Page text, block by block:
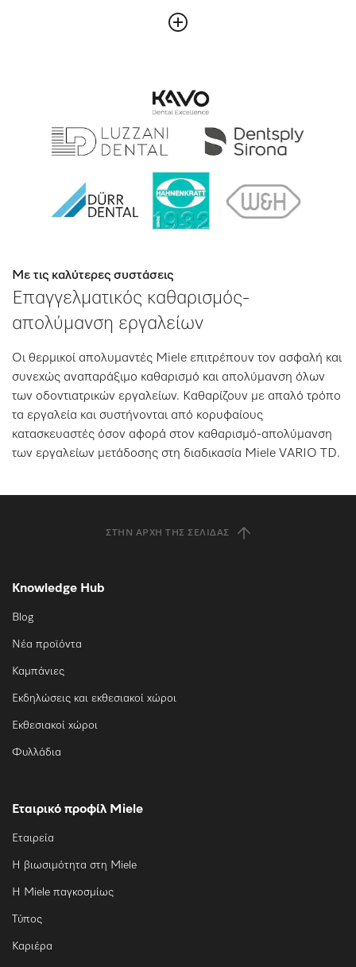
Με τις καλύτερες συστάσεις
Επαγγελματικός καθαρισμός-
απολύμανση εργαλείων
Οι θερμικοί απολυμαντές Miele επιτρέπουν τον ασφαλή και
συνεχώς αναπαράξιμο καθαρισμό και απολύμανση όλων
των οδοντιατρικών εργαλείων. Καθαρίζουν με απαλό τρόπο
τα εργαλεία και συστήνονται από κορυφαίους
κατασκευαστές όσον αφορά στον καθαρισμό-απολύμανση
των εργαλείων μετάδοσης στη διαδικασία Miele VARIO TD.
ΣΤΗΝ ΑΡΧΉ ΤΗΣ ΣΕΛΊΔΑΣ
Knowledge Hub
Blog
Νέα προϊόντα
Καμπάνιες
Εκδηλώσεις και εκθεσιακοί χώροι
Εκθεσιακοί χώροι
Φυλλάδια
Εταιρικό προφίλ Miele
Εταιρεία
Η βιωσιμότητα στη Miele
Η Miele παγκοσμίως
Τύπος
Καριέρα